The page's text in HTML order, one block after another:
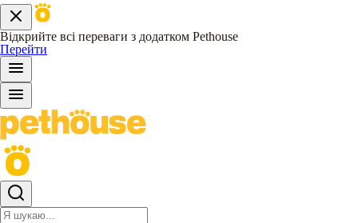
Відкрийте всі переваги з додатком Pethouse
Перейти